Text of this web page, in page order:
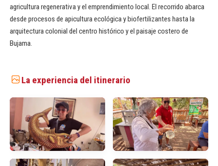
agricultura regenerativa y el emprendimiento local. El recorrido abarca
desde procesos de apicultura ecológica y biofertilizantes hasta la
arquitectura colonial del centro histórico y el paisaje costero de
Bujama.
La experiencia del itinerario